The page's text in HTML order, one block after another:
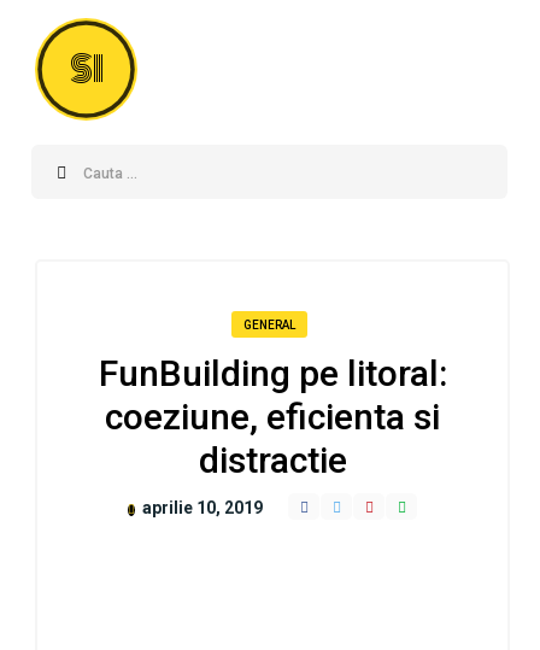
SI
GENERAL
FunBuilding pe litoral:
coeziune, eficienta si
distractie
aprilie 10, 2019